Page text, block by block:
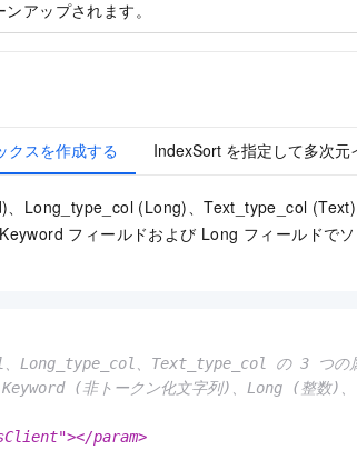
ンアップされます。
クスを作成する IndexSort を指定して多次元
Long_type_col (Long)、Text_type_col
フィールドおよび Long フィールドで
Long_type_col、Text_type_col の 3 つの属
Keyword (非トークン化文字列)、Long (整数)
</param>